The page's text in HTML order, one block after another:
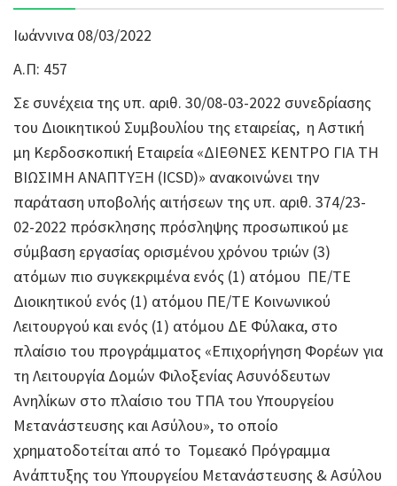
Ιωάννινα 08/03/2022
Α.Π: 457
Σε συνέχεια της υπ. αριθ. 30/08-03-2022 συνεδρίασης
του Διοικητικού Συμβουλίου της εταιρείας, η Αστική
μη Κερδοσκοπική Εταιρεία «ΔΙΕΘΝΕΣ ΚΕΝΤΡΟ ΓΙΑ ΤΗ
ΒΙΩΣΙΜΗ ΑΝΑΠΤΥΞΗ (ICSD)» ανακοινώνει την
παράταση υποβολής αιτήσεων της υπ. αριθ. 374/23-
02-2022 πρόσκλησης πρόσληψης προσωπικού με
σύμβαση εργασίας ορισμένου χρόνου τριών (3)
ατόμων πιο συγκεκριμένα ενός (1) ατόμου ΠΕ/ΤΕ
Διοικητικού ενός (1) ατόμου ΠΕ/ΤΕ Κοινωνικού
Λειτουργού και ενός (1) ατόμου ΔΕ Φύλακα, στο
πλαίσιο του προγράμματος «Επιχορήγηση Φορέων για
τη Λειτουργία Δομών Φιλοξενίας Ασυνόδευτων
Ανηλίκων στο πλαίσιο του ΤΠΑ του Υπουργείου
Μετανάστευσης και Ασύλου», το οποίο
χρηματοδοτείται από το Τομεακό Πρόγραμμα
Ανάπτυξης του Υπουργείου Μετανάστευσης & Ασύλου